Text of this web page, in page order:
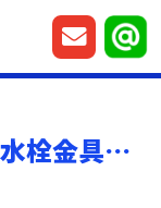
洗面化粧台の水栓金具のトラブル解決